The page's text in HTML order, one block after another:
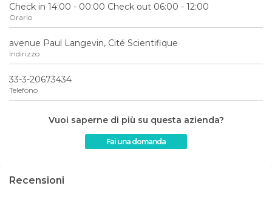
Check in 14:00 - 00:00 Check out 06:00 - 12:00
Orario
avenue Paul Langevin, Cité Scientifique
Indirizzo
33-3-20673434
Telefono
Vuoi saperne di più su questa azienda?
Fai una domanda
Recensioni